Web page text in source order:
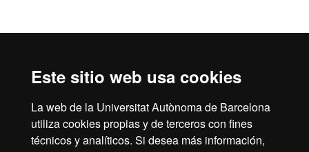
Este sitio web usa cookies
La web de la Universitat Autònoma de Barcelona
utiliza cookies propias y de terceros con fines
técnicos y analíticos. Si desea más información,
HR
Inicio Aviso legal
Política de privacidad